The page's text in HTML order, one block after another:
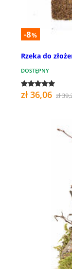
-8%
Rzeka do
DOSTĘPNY
zł 36,06 zł